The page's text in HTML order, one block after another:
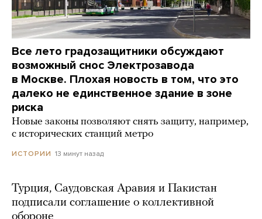
Все лето градозащитники обсуждают
возможный снос Электрозавода
в Москве. Плохая новость в том, что это
далеко не единственное здание в зоне
риска
Новые законы позволяют снять защиту, например,
с исторических станций метро
ИСТОРИИ 13 минут назад
Турция, Саудовская Аравия и Пакистан
подписали соглашение о коллективной